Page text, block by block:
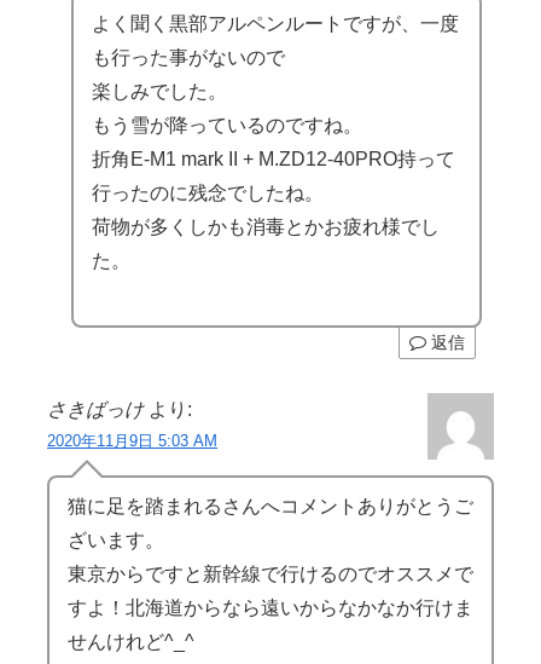
よく聞く黒部アルペンルートですが、一度
も行った事がないので
楽しみでした。
もう雪が降っているのですね。
折角E-M1 mark II + M.ZD12-40PRO持って
行ったのに残念でしたね。
荷物が多くしかも消毒とかお疲れ様でし
た。
返信
さきばっけ より:
2020年11月9日 5:03 AM
猫に足を踏まれるさんへコメントありがとうご
ざいます。
東京からですと新幹線で行けるのでオススメで
すよ！北海道からなら遠いからなかなか行けま
せんけれど^_^